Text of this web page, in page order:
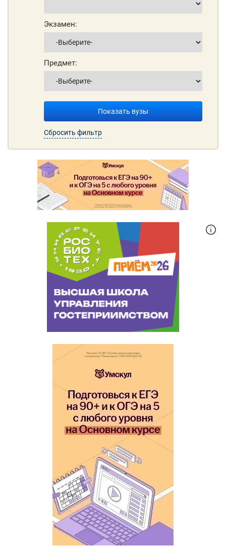
Экзамен:
Предмет:
Показать вузы
Сбросить фильтр